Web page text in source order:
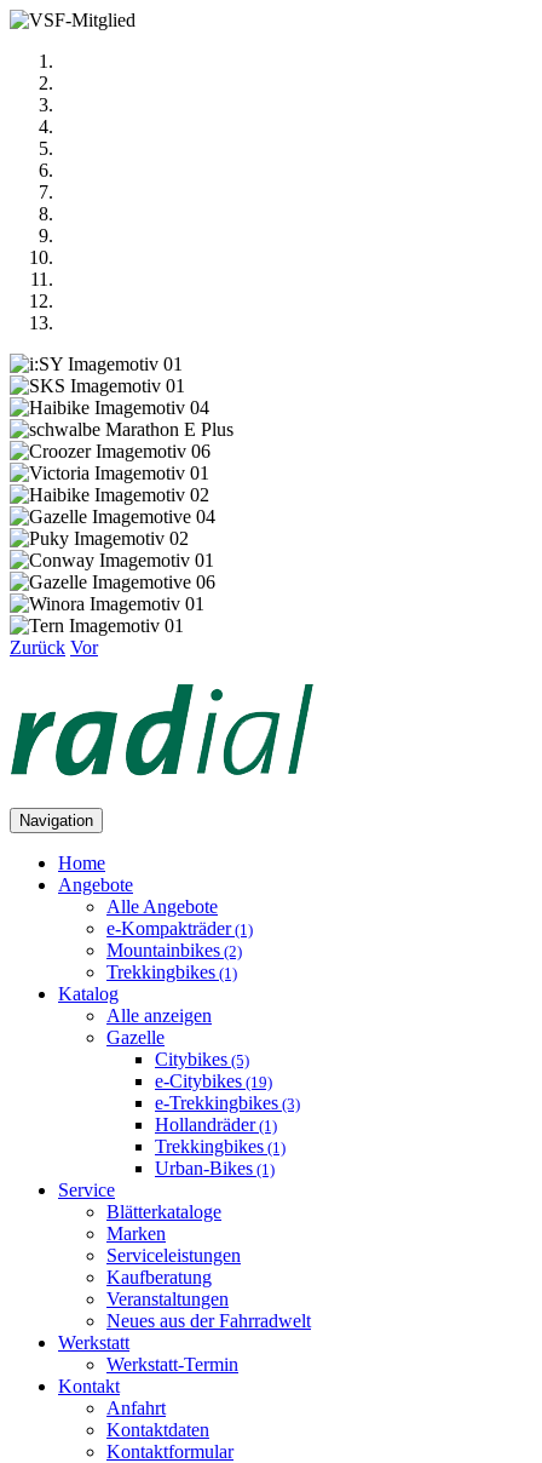
Zurück Vor
Navigation
Home
Angebote
Alle Angebote
e-Kompakträder(1)
Mountainbikes (2)
Trekkingbikes (1)
Katalog
Alle anzeigen
Gazelle
Citybikes (5)
e-Citybikes (19)
e-Trekkingbikes (3)
Hollandräder(1)
Trekkingbikes (1)
Urban-Bikes (1)
Service
Blätterkataloge
Marken
Serviceleistungen
Kaufberatung
Veranstaltungen
Neues aus der Fahrradwelt
Werkstatt
Werkstatt-Termin
Kontakt
Anfahrt
Kontaktdaten
Kontaktformular